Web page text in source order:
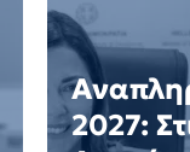
2027: